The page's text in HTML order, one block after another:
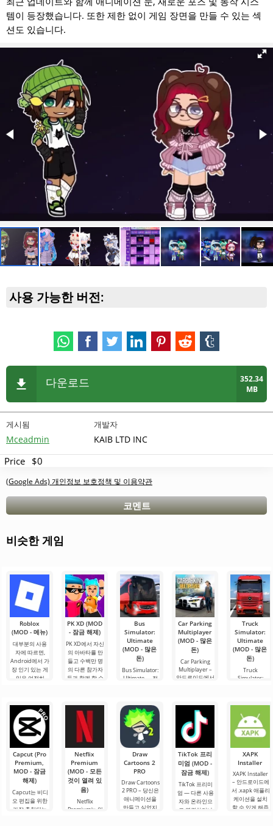
템이 등장했습니다. 또한 제한 없이 게임 장면을 만들 수 있는 섹
션도 있습니다.
사용 가능한 버전:
다운로드
352.34
MB
게시됨
Mceadmin
개발자
KAIB LTD INC
Price $0
(Google Ads) 개인정보 보호정책 및 이용약관
코멘트
비슷한 게임
Roblox
(MOD - 메뉴)
대부분의 사용
자에 따르면,
Android에서 가
장 인기 있는 게
임은 여전히
무한한 가능성
으로 주목받으
며, 사용자들을.
PK XD (MOD
- 잠금 해제)
PK XD에서 자신
의 아바타를 만
들고 수백만 명
의 다른 참가자
들과 함께 할 수
간단한 게임 플
레이로 인해 모
든 연령대의 사
람들이 즐길 수
있으며, 온
Bus
Simulator:
Ultimate
(MOD - 많은
돈)
Bus Simulator:
Ultimate — 전
무한한 가능성
을 제공하는 화
려하고 흥미로
운 안드로이드
게임입니다. 흥
미진진한 모험
과 현실적인 도
시.
Car Parking
Multiplayer
(MOD - 많은
돈)
Car Parking
Multiplayer –
안드로이드에서
소를 사용하여
운전자의 역할
을 맡게 됩니다.
총 86개의 다양
한 레벨이
Truck
Simulator:
Ultimate
(MOD - 많은
돈)
Truck
Simulator:
비즈니스 요소
의 성공적인 결
합을 안드로이
드에서 제공합
사용자에게 화
물 트럭
Capcut (Pro
Premium,
MOD - 잠금
해제)
Capcut는 비디
오 편집을 위한
가장 추천되는
Netflix
Premium
(MOD - 모든
것이 열려 있
음)
Netflix
Premium는 안
Draw
Cartoons 2
PRO
Draw Cartoons
2 PRO – 당신은
애니메이션을
만들고 싶었지
TikTok 프리
미엄 (MOD -
잠금 해제)
TikTok 프리미
엄 — 다른 사용
자와 온라인으
로 연결하거나
XAPK
Installer
XAPK Installer
– 안드로이드에
서 .xapk 애플리
케이션을 설치
할 수 있게 해줍